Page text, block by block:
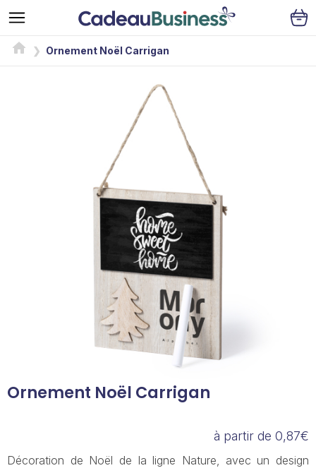
Ornement Noël Carrigan
Ornement Noël Carrigan
à partir de 0,87€
Décoration de Noël de la ligne Nature, avec un design